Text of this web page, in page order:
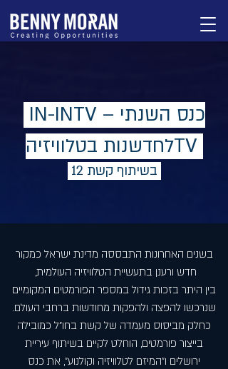
IN-INTV – כנס השנתי
לחדשנות בטלוויזיהTV
בשיתוף קשת 12
בשנים האחרונות התבססה מדינת ישראל כמקור
חדש ורענן בתעשיית הטלוויזיה העולמית,
בין היתר בזכות גידול במספר הפורמטים המקומיים
שנרכשו להפצה ולהפקות מחודשות ברחבי העולם.
כחלק מביסוס מעמדה של קשת בחו"ל כמובילה
בייצור פורמטים, הוחלט לקיים בשיתוף עיריית
ירושלים ו"המיזם לטלוויזיה וקולנוע", את כנס